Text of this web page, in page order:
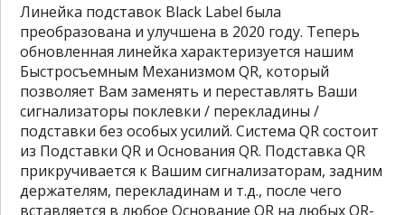
Линейка подставок Black Label была
преобразована и улучшена в 2020 году. Теперь
обновленная линейка характеризуется нашим
Быстросъемным Механизмом QR, который
позволяет Вам заменять и переставлять Ваши
сигнализаторы поклевки / перекладины /
подставки без особых усилий. Система QR состоит
из Подставки QR и Основания QR. Подставка QR
прикручивается к Вашим сигнализаторам, задним
держателям, перекладинам и т.д., после чего
вставляется в любое Основание QR на любых QR-